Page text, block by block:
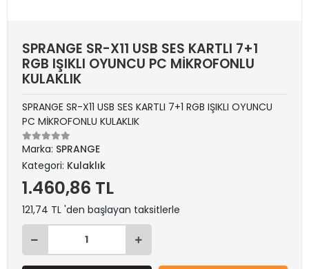
SPRANGE SR-X11 USB SES KARTLI 7+1
RGB IŞIKLI OYUNCU PC MİKROFONLU
KULAKLIK
SPRANGE SR-X11 USB SES KARTLI 7+1 RGB IŞIKLI OYUNCU
PC MİKROFONLU KULAKLIK
Marka: SPRANGE
Kategori: Kulaklık
1.460,86 TL
121,74 TL 'den başlayan taksitlerle